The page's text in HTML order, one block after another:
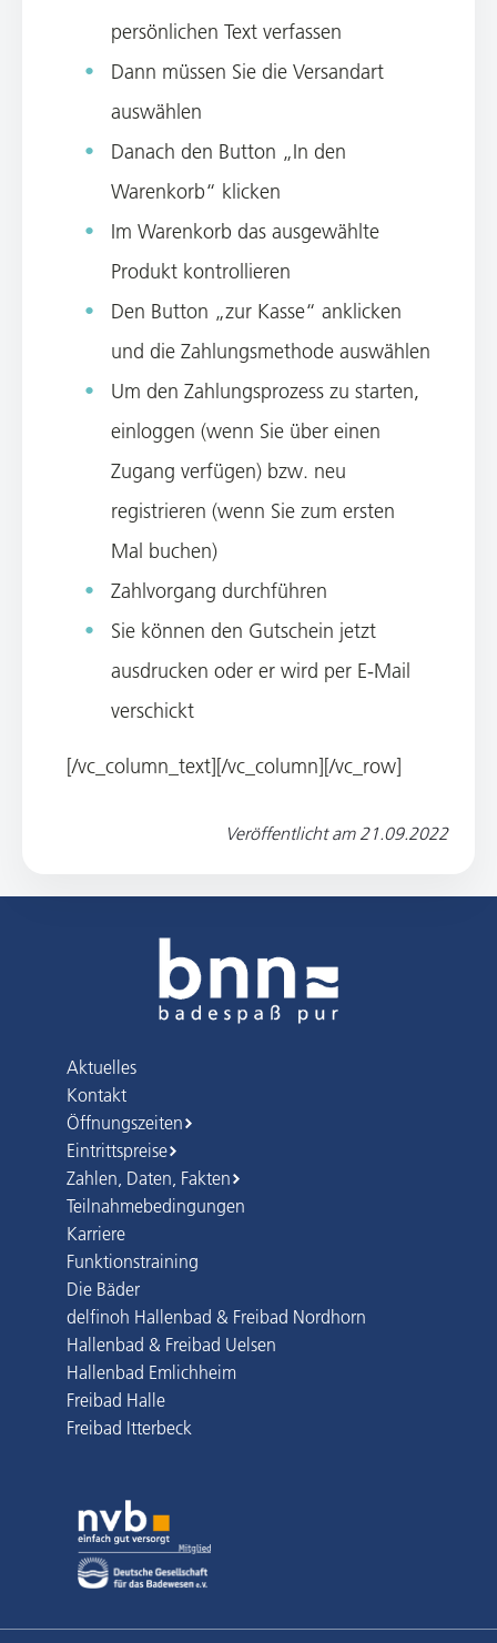
persönlichen Text verfassen
Dann müssen Sie die Versandart
auswählen
Danach den Button „In den
Warenkorb“ klicken
Im Warenkorb das ausgewählte
Produkt kontrollieren
Den Button „zur Kasse“ anklicken
und die Zahlungsmethode auswählen
Um den Zahlungsprozess zu starten,
einloggen (wenn Sie über einen
Zugang verfügen) bzw. neu
registrieren (wenn Sie zum ersten
Mal buchen)
Zahlvorgang durchführen
Sie können den Gutschein jetzt
ausdrucken oder er wird per E-Mail
verschickt
[/vc_column_text][/vc_column][/vc_row]
Veröffentlicht am 21.09.2022
Aktuelles
Kontakt
Öffnungszeiten
Eintrittspreise
Zahlen, Daten, Fakten
Teilnahmebedingungen
Karriere
Funktionstraining
Die Bäder
delfinoh Hallenbad & Freibad Nordhorn
Hallenbad & Freibad Uelsen
Hallenbad Emlichheim
Freibad Halle
Freibad Itterbeck